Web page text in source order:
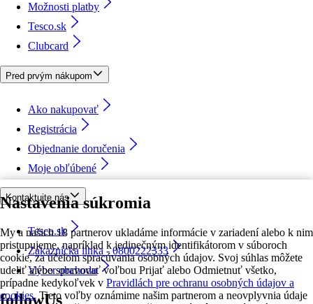
Nastavenia súkromia
My a našich 18 partnerov ukladáme informácie v zariadení alebo k nim
pristupujeme, napríklad k jedinečným identifikátorom v súboroch
cookie, za účelom spracúvania osobných údajov. Svoj súhlas môžete
udeliť alebo spravovať voľbou Prijať alebo Odmietnuť všetko,
prípadne kedykoľvek v Pravidlách pre ochranu osobných údajov a
cookies. Tieto voľby oznámime našim partnerom a neovplyvnia údaje
Možnosti platby
Tesco.sk
Clubcard
Pred prvým nákupom
Ako nakupovať
Registrácia
Objednanie doručenia
Moje obľúbené
Kontaktujte nás
Tesco.sk
Zákaznícka linka - 0800222333
Výber obchodu
followUs